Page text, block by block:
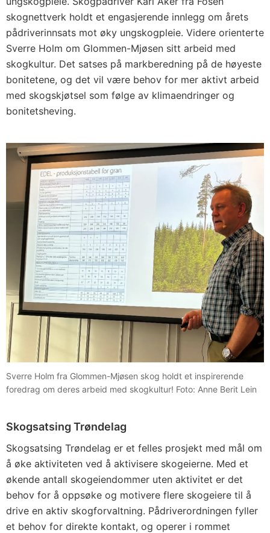
skognettverk holdt et engasjerende innlegg om årets
pådriverinnsats mot øky ungskogpleie. Videre orienterte
Sverre Holm om Glommen-Mjøsen sitt arbeid med
skogkultur. Det satses på markberedning på de høyeste
bonitetene, og det vil være behov for mer aktivt arbeid
med skogskjøtsel som følge av klimaendringer og
bonitetsheving.
Sverre Holm fra Glommen-Mjøsen skog holdt et inspirerende
foredrag om deres arbeid med skogkultur! Foto: Anne Berit Lein
Skogsatsing Trøndelag
Skogsatsing Trøndelag er et felles prosjekt med mål om
å øke aktiviteten ved å aktivisere skogeierne. Med et
økende antall skogeiendommer uten aktivitet er det
behov for å oppsøke og motivere flere skogeiere til å
drive en aktiv skogforvaltning. Pådriverordningen fyller
et behov for direkte kontakt,​ og operer i rommet